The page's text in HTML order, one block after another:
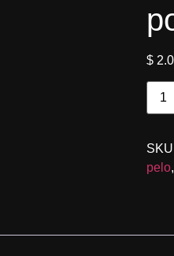
$
pelo,